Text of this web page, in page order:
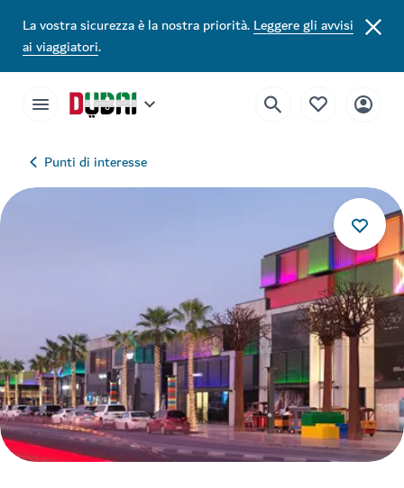
La vostra sicurezza è la nostra priorità.Leggere gli avvisi
ai viaggiatori.
Punti di interesse